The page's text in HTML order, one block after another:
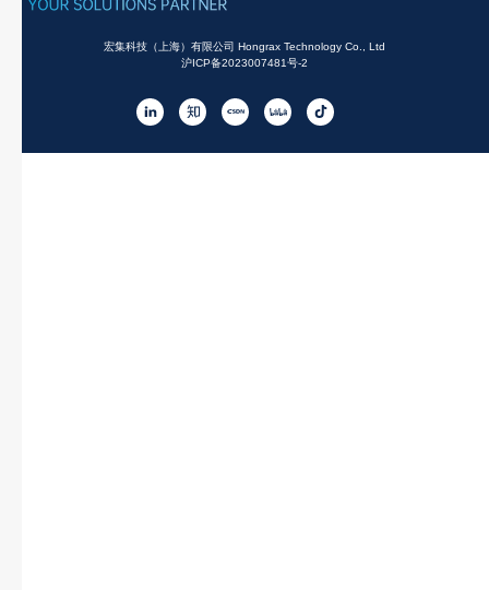
宏集科技（上海）有限公司 Hongrax Technology Co., Ltd
沪ICP备2023007481号-2